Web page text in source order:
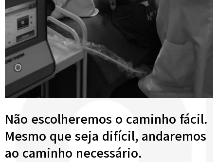
Não escolheremos o caminho fácil.
Mesmo que seja difícil, andaremos
ao caminho necessário.